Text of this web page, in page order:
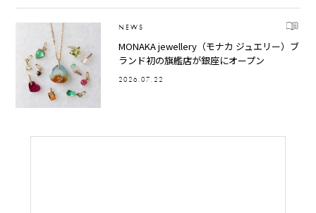
NEWS
MONAKA jewellery（モナカ ジュエリー）ブ
ランド初の旗艦店が銀座にオープン
2026.07.22